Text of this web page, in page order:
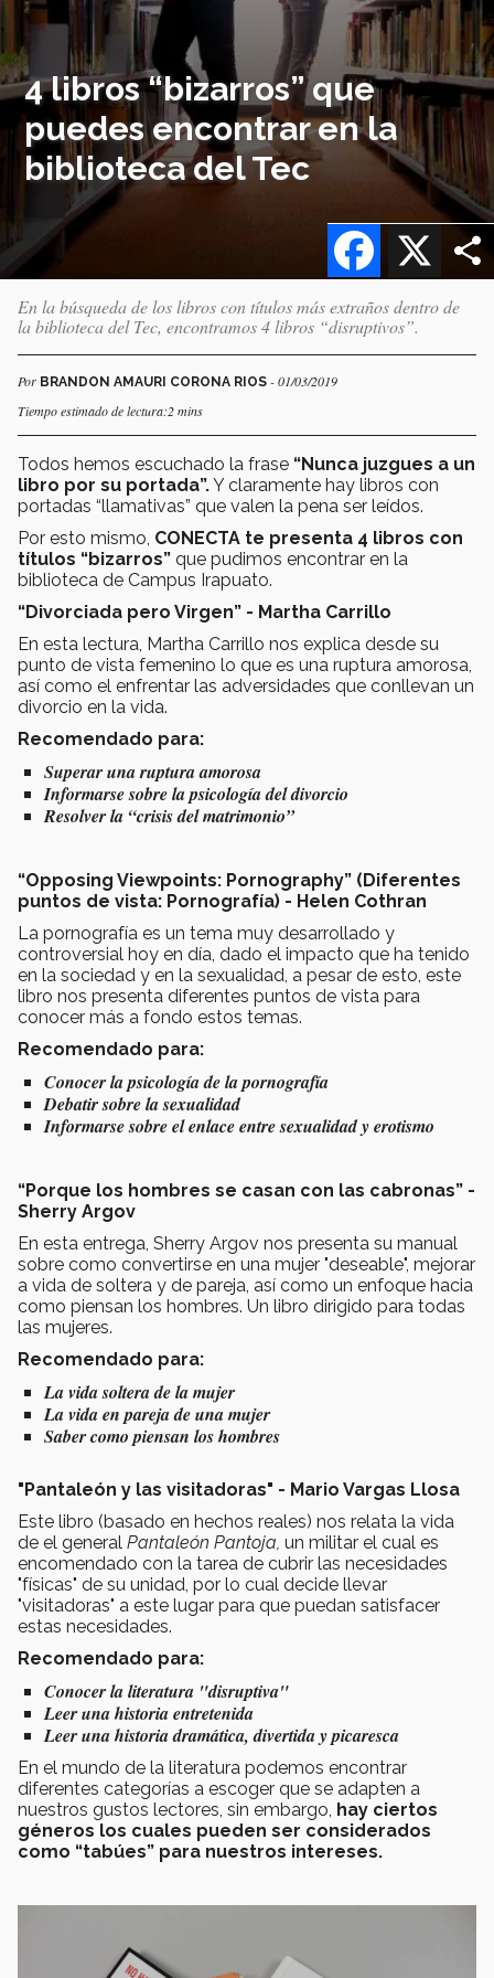
4 libros “bizarros” que
puedes encontrar en la
biblioteca del Tec
X
Facebook
En la búsqueda de los libros con títulos más extraños dentro de
la biblioteca del Tec, encontramos 4 libros “disruptivos”.
Por BRANDON AMAURI CORONA RIOS - 01/03/2019
Tiempo estimado de lectura:2 mins
Todos hemos escuchado la frase “Nunca juzgues a un
libro por su portada”.Y claramente hay libros con
portadas “llamativas” que valen la pena ser leídos.
Por esto mismo, CONECTA te presenta 4 libros con
títulos “bizarros” que pudimos encontrar en la
biblioteca de Campus Irapuato.
“Divorciada pero Virgen” - Martha Carrillo
En esta lectura, Martha Carrillo nos explica desde su
punto de vista femenino lo que es una ruptura amorosa,
así como el enfrentar las adversidades que conllevan un
divorcio en la vida.
Recomendado para:
Superar una ruptura amorosa
Informarse sobre la psicología del divorcio
Resolver la “crisis del matrimonio”
“Opposing Viewpoints: Pornography” (Diferentes
puntos de vista: Pornografía) - Helen Cothran
La pornografía es un tema muy desarrollado y
controversial hoy en día, dado el impacto que ha tenido
en la sociedad y en la sexualidad, a pesar de esto, este
libro nos presenta diferentes puntos de vista para
conocer más a fondo estos temas.
Recomendado para:
Conocer la psicología de la pornografía
Debatir sobre la sexualidad
Informarse sobre el enlace entre sexualidad y erotismo
“Porque los hombres se casan con las cabronas” -
Sherry Argov
En esta entrega, Sherry Argov nos presenta su manual
sobre como convertirse en una mujer "deseable", mejorar
a vida de soltera y de pareja, así como un enfoque hacia
como piensan los hombres. Un libro dirigido para todas
las mujeres.
Recomendado para:
La vida soltera de la mujer
La vida en pareja de una mujer
Saber como piensan los hombres
"Pantaleón y las visitadoras" - Mario Vargas Llosa
Este libro (basado en hechos reales) nos relata la vida
de el general Pantaleón Pantoja, un militar el cual es
encomendado con la tarea de cubrir las necesidades
"físicas" de su unidad, por lo cual decide llevar
"visitadoras" a este lugar para que puedan satisfacer
estas necesidades.
Recomendado para:
Conocer la literatura "disruptiva"
Leer una historia entretenida
Leer una historia dramática, divertida y picaresca
En el mundo de la literatura podemos encontrar
diferentes categorías a escoger que se adapten a
nuestros gustos lectores, sin embargo, hay ciertos
géneros los cuales pueden ser considerados
como “tabúes” para nuestros intereses.